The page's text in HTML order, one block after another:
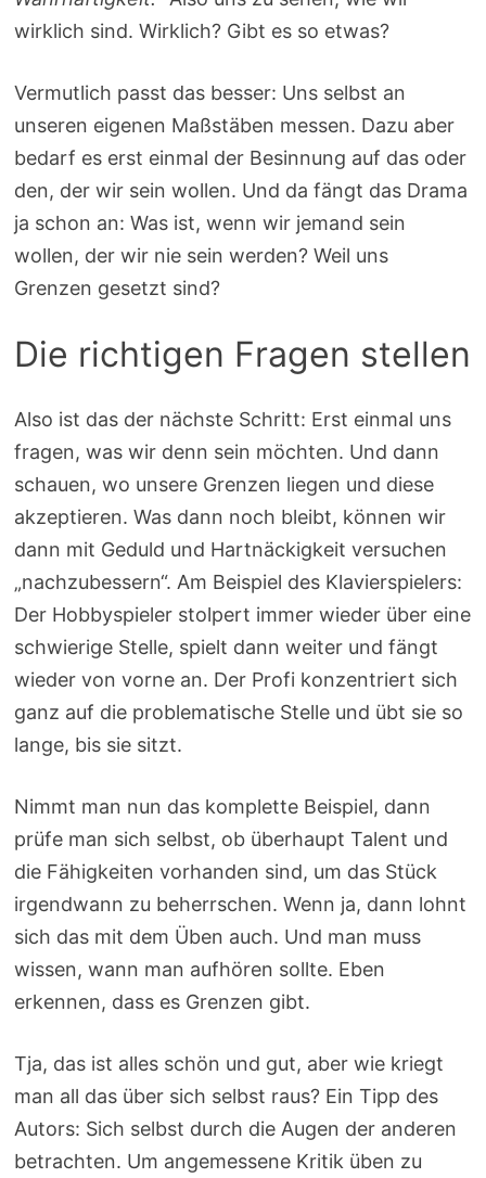
wirklich sind. Wirklich? Gibt es so etwas?
Vermutlich passt das besser: Uns selbst an
unseren eigenen Maßstäben messen. Dazu aber
bedarf es erst einmal der Besinnung auf das oder
den, der wir sein wollen. Und da fängt das Drama
ja schon an: Was ist, wenn wir jemand sein
wollen, der wir nie sein werden? Weil uns
Grenzen gesetzt sind?
Die richtigen Fragen stellen
Also ist das der nächste Schritt: Erst einmal uns
fragen, was wir denn sein möchten. Und dann
schauen, wo unsere Grenzen liegen und diese
akzeptieren. Was dann noch bleibt, können wir
dann mit Geduld und Hartnäckigkeit versuchen
„nachzubessern“. Am Beispiel des Klavierspielers:
Der Hobbyspieler stolpert immer wieder über eine
schwierige Stelle, spielt dann weiter und fängt
wieder von vorne an. Der Profi konzentriert sich
ganz auf die problematische Stelle und übt sie so
lange, bis sie sitzt.
Nimmt man nun das komplette Beispiel, dann
prüfe man sich selbst, ob überhaupt Talent und
die Fähigkeiten vorhanden sind, um das Stück
irgendwann zu beherrschen. Wenn ja, dann lohnt
sich das mit dem Üben auch. Und man muss
wissen, wann man aufhören sollte. Eben
erkennen, dass es Grenzen gibt.
Tja, das ist alles schön und gut, aber wie kriegt
man all das über sich selbst raus? Ein Tipp des
Autors: Sich selbst durch die Augen der anderen
betrachten. Um angemessene Kritik üben zu